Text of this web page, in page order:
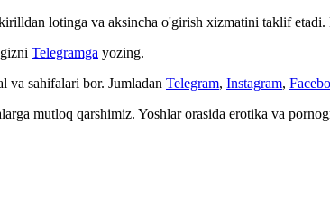
lotinga va aksincha o'girish xizmatini taklif
Telegramga yozing.
va sahifalari bor. Jumladan Telegram, Instagram,
mutloq qarshimiz. Yoshlar orasida erotika va